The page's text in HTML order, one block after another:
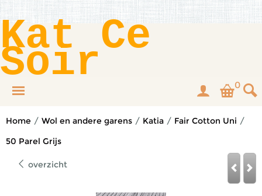
Kat Ce
Soir 0
Home / Wol en andere garens / Katia / Fair Cotton Uni /
50 Parel Grijs
overzicht